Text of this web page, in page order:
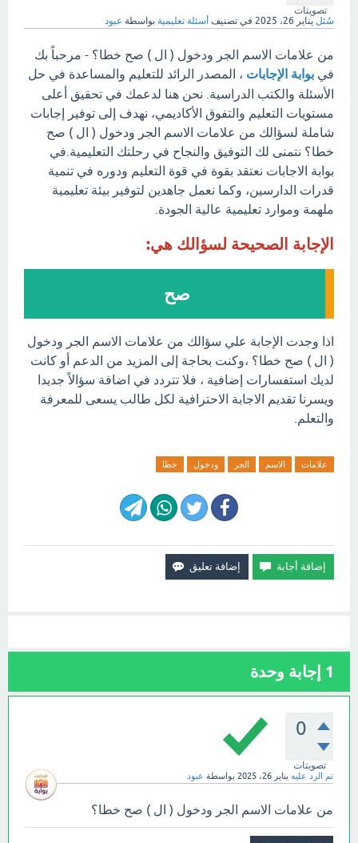
تصويتات
سُئل يناير 26، 2025 في تصنيف أسئلة تعليمية بواسطة عبود
من علامات الاسم الجر ودخول ( ال ) صح خطا؟ - مرحباً بك
في بوابة الإجابات ، المصدر الرائد للتعليم والمساعدة في حل
الأسئلة والكتب الدراسية. نحن هنا لدعمك في تحقيق أعلى
مستويات التعليم والتفوق الأكاديمي، نهدف إلى توفير إجابات
شاملة لسؤالك من علامات الاسم الجر ودخول ( ال ) صح
خطا؟ نتمنى لك التوفيق والنجاح في رحلتك التعليمية.في
بوابة الاجابات نعتقد بقوة في قوة التعليم ودوره في تنمية
قدرات الدارسين، وكما نعمل جاهدين لتوفير بيئة تعليمية
ملهمة وموارد تعليمية عالية الجودة.
الإجابة الصحيحة لسؤالك هي:
صح
اذا وجدت الإجابة علي سؤالك من علامات الاسم الجر ودخول
( ال ) صح خطا؟ ،وكنت بحاجة إلى المزيد من الدعم أو كانت
لديك استفسارات إضافية ، فلا تتردد في اضافة سؤالاً جديدا
ويسرنا تقديم الاجابة الاحترافية لكل طالب يسعى للمعرفة
والتعلم.
علامات الاسم الجر ودخول خطا
1 إجابة وحدة
0
تصويتات
تم الرد عليه يناير 26، 2025 بواسطة عبود
من علامات الاسم الجر ودخول ( ال ) صح خطا؟